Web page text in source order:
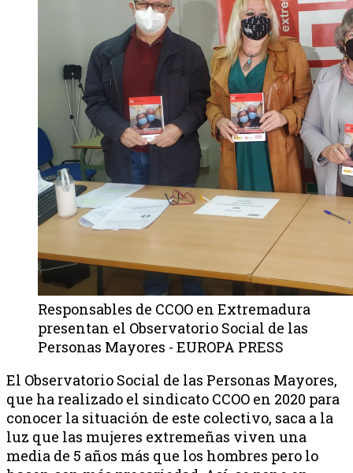
Responsables de CCOO en Extremadura
presentan el Observatorio Social de las
Personas Mayores - EUROPA PRESS
El Observatorio Social de las Personas Mayores,
que ha realizado el sindicato CCOO en 2020 para
conocer la situación de este colectivo, saca a la
luz que las mujeres extremeñas viven una
media de 5 años más que los hombres pero lo